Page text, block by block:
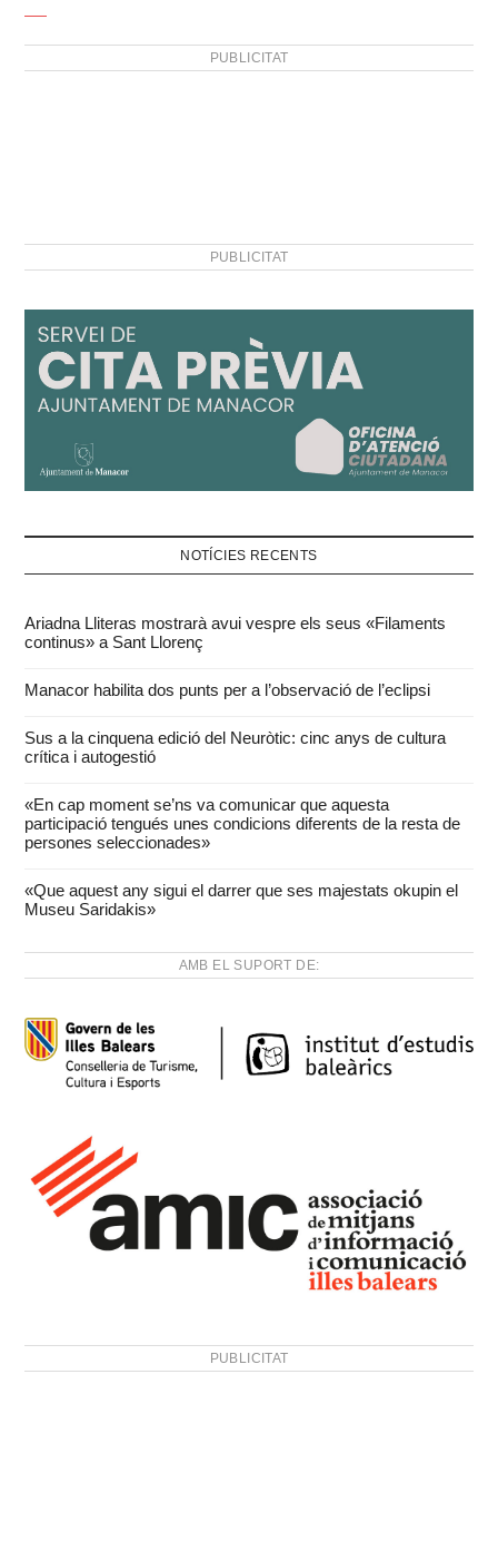
PUBLICITAT
PUBLICITAT
NOTÍCIES RECENTS
Ariadna Lliteras mostrarà avui vespre els seus «Filaments
continus» a Sant Llorenç
Manacor habilita dos punts per a l’observació de l’eclipsi
Sus a la cinquena edició del Neuròtic: cinc anys de cultura
crítica i autogestió
«En cap moment se’ns va comunicar que aquesta
participació tengués unes condicions diferents de la resta de
persones seleccionades»
«Que aquest any sigui el darrer que ses majestats okupin el
Museu Saridakis»
AMB EL SUPORT DE:
PUBLICITAT